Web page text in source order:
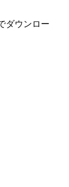
ダウンロー